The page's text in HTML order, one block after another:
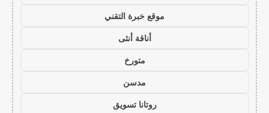
موقع خبرة التقني
أناقة أنثى
متورخ
مدسن
روتانا تسويق